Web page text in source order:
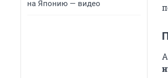
на Японию — видео